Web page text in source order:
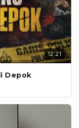
12:21
Depok